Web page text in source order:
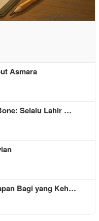
Asmara
Selalu Lahir …
Bagi yang Keh…